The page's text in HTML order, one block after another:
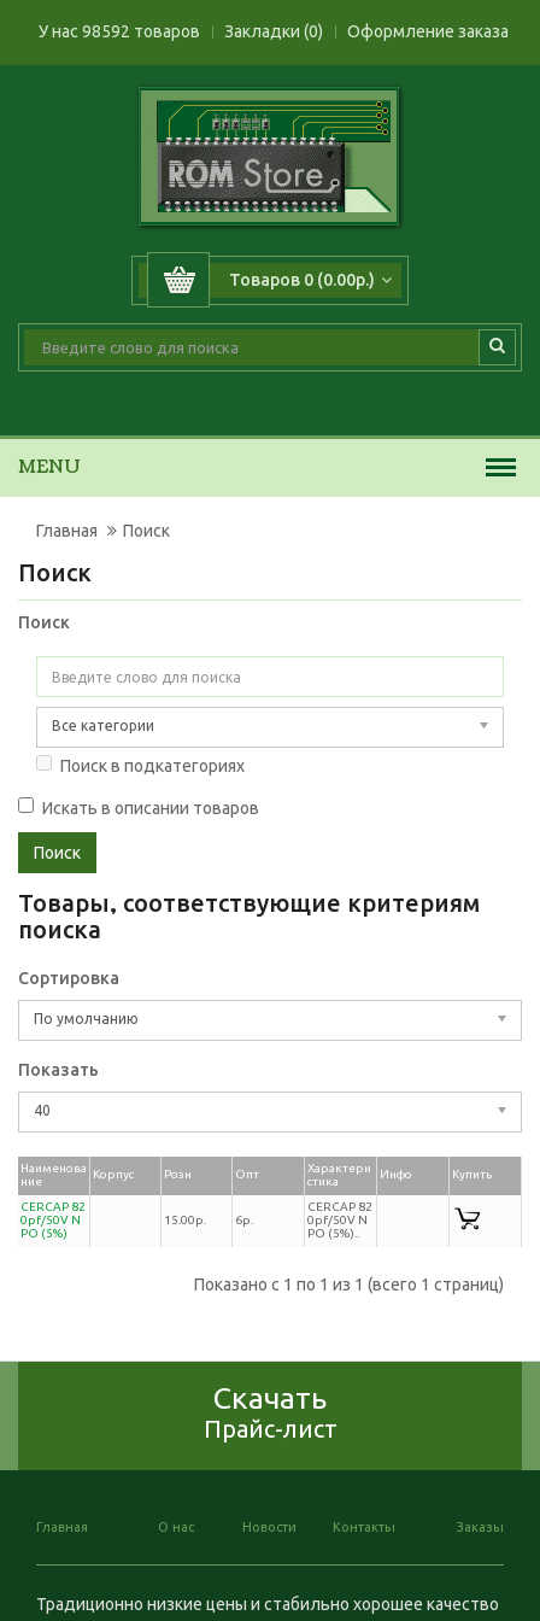
У нас 98592 товаров Закладки (0) Оформление заказа
Товаров 0 (0.00р.)
MENU
Поиск
Главная Поиск
Поиск
Все категории
Поиск в подкатегориях
Искать в описании товаров
Товары, соответствующие критериям
поиска
Сортировка
По умолчанию
Показать
40
Наименова
ние
Корпус Розн Опт
Характери
стика
Инфо Купить
CERCAP 82
0pf/50V N
PO (5%)
15.00р. 6р.
CERCAP 82
0pf/50V N
PO (5%)..
Показано с 1 по 1 из 1 (всего 1 страниц)
Скачать
Прайс-лист
Главная О нас Новости Контакты Заказы
Традиционно низкие цены и стабильно хорошее качество